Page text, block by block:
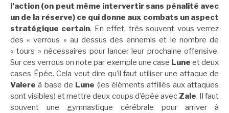
l’action (on peut même intervertir sans pénalité avec
un de la réserve) ce qui donne aux combats un aspect
stratégique certain. En effet, très souvent vous verrez
des « verrous » au dessus des ennemis et le nombre de
« tours » nécessaires pour lancer leur prochaine offensive.
Sur ces verrous on note par exemple une case Lune et deux
cases Épée. Cela veut dire qu’il faut utiliser une attaque de
Valere à base de Lune (les éléments affiliés aux attaques
sont visibles) et mettre deux coups d’épée avec Zale. Il faut
souvent une gymnastique cérébrale pour arriver à